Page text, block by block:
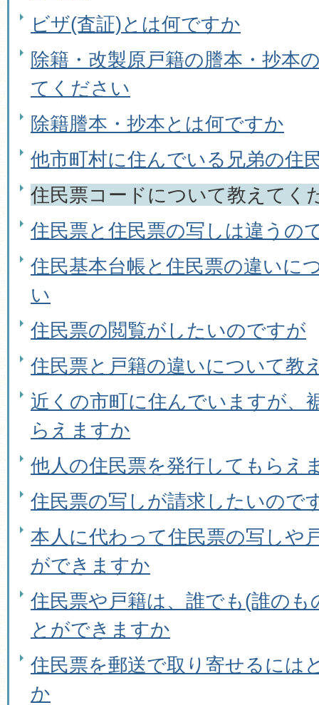
ビザ(査証)とは何ですか
除籍・改製原戸籍の謄本・抄本
てください
除籍謄本・抄本とは何ですか
他市町村に住んでいる兄弟の住
住民票コードについて教えてく
住民票と住民票の写しは違うの
住民基本台帳と住民票の違いに
い
住民票の閲覧がしたいのですが
住民票と戸籍の違いについて教
近くの市町に住んでいますが、
らえますか
他人の住民票を発行してもらえ
住民票の写しが請求したいので
本人に代わって住民票の写しや
ができますか
住民票や戸籍は、誰でも(誰の
とができますか
住民票を郵送で取り寄せるには
か